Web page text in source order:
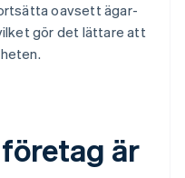
oavsett ägar-
gör det lättare att
är